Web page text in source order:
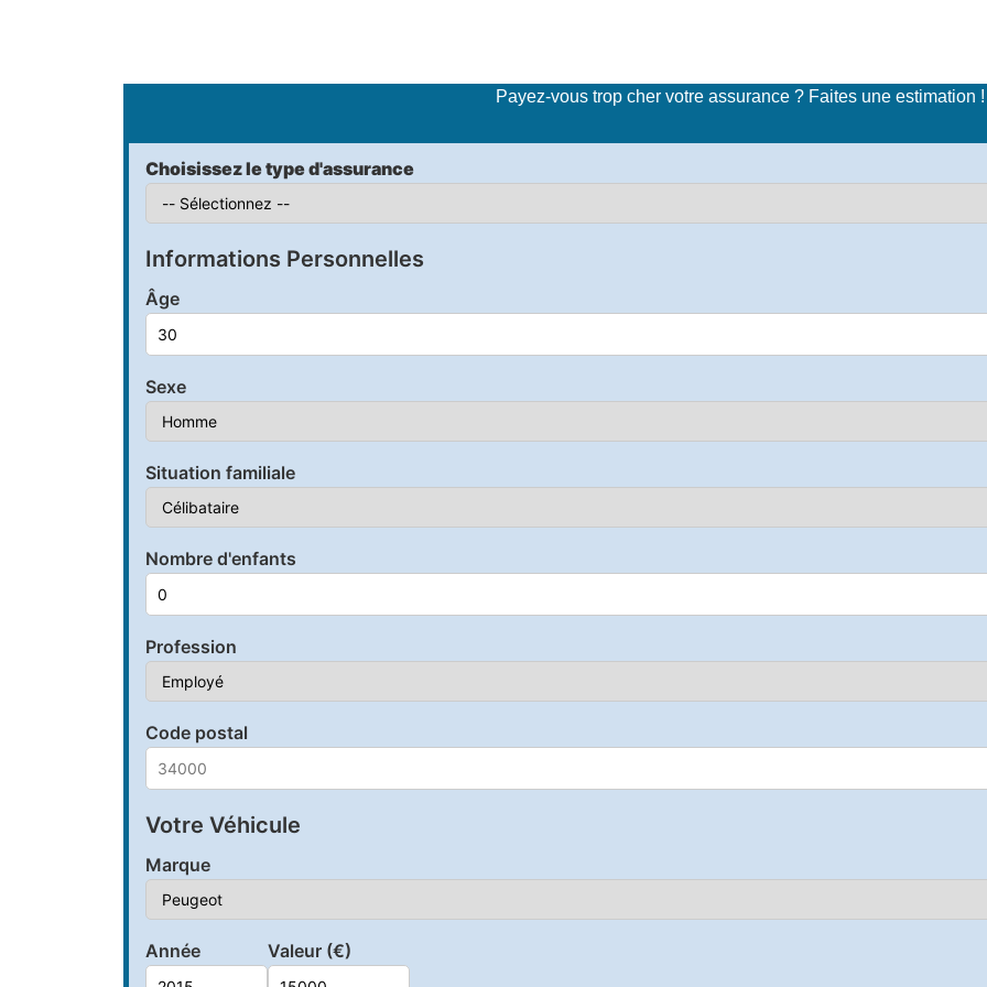
Payez-vous trop cher votre assurance ? Faites une estimation !
Choisissez le type d'assurance
Informations Personnelles
Âge
Sexe
Situation familiale
Nombre d'enfants
Profession
Code postal
Votre Véhicule
Marque
Année Valeur (€)